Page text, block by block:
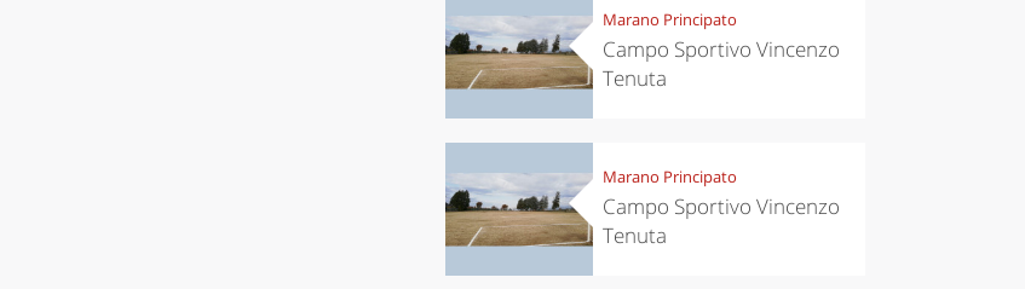
Marano Principato
Campo Sportivo Vincenzo
Tenuta
Marano Principato
Campo Sportivo Vincenzo
Tenuta